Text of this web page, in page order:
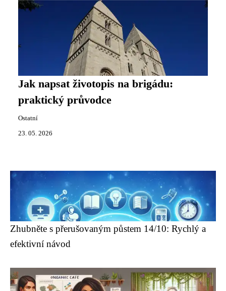
Jak napsat životopis na brigádu:
praktický průvodce
Ostatní
23. 05. 2026
Zhubněte s přerušovaným půstem 14/10: Rychlý a
efektivní návod